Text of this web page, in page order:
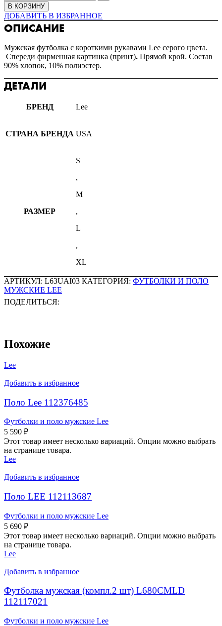
В КОРЗИНУ
ДОБАВИТЬ В ИЗБРАННОЕ
ОПИСАНИЕ
Мужская футболка с короткими рукавами Lee серого цвета.
Спереди фирменная картинка (принт). Прямой крой. Состав
90% хлопок, 10% полиэстер.
ДЕТАЛИ
БРЕНД Lee
СТРАНА БРЕНДА USA
РАЗМЕР
S
,
M
,
L
,
XL
АРТИКУЛ: L63UAI03 КАТЕГОРИЯ: ФУТБОЛКИ И ПОЛО
МУЖСКИЕ LEE
ПОДЕЛИТЬСЯ:
Похожие
Lee
Добавить в избранное
Поло Lee 112376485
Футболки и поло мужские Lee
5 590 ₽
Этот товар имеет несколько вариаций. Опции можно выбрать
на странице товара.
Lee
Добавить в избранное
Поло LEE 112113687
Футболки и поло мужские Lee
5 690 ₽
Этот товар имеет несколько вариаций. Опции можно выбрать
на странице товара.
Lee
Добавить в избранное
Футболка мужская (компл.2 шт) L680CMLD
112117021
Футболки и поло мужские Lee